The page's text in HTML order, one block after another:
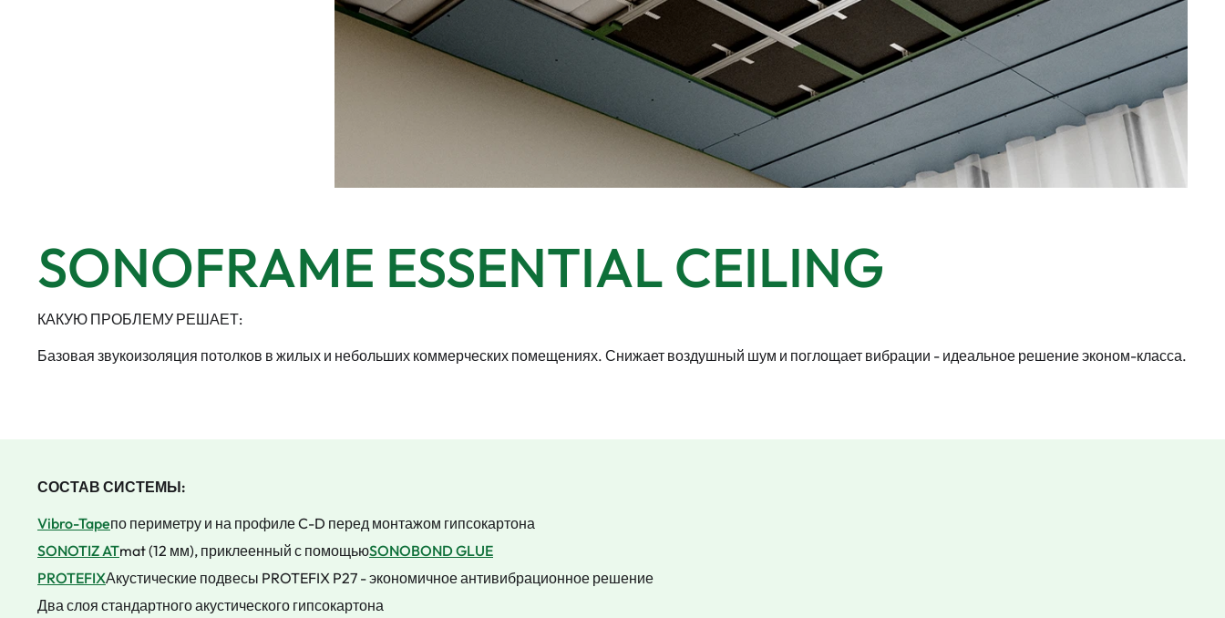
SONOFRAME ESSENTIAL CEILING
КАКУЮ ПРОБЛЕМУ РЕШАЕТ:
Базовая звукоизоляция потолков в жилых и небольших коммерческих помещениях. Снижает воздушный шум и поглощает вибрации - идеальное решение эконом-класса.
СОСТАВ СИСТЕМЫ:
Vibro-Tapeпо периметру и на профиле C-D перед монтажом гипсокартона
SONOTIZ ATmat (12 мм), приклеенный с помощьюSONOBOND GLUE
PROTEFIXАкустические подвесы PROTEFIX P27 - экономичное антивибрационное решение
Два слоя стандартного акустического гипсокартона